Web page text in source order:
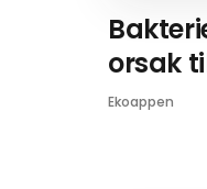
orsak
Ekoappen